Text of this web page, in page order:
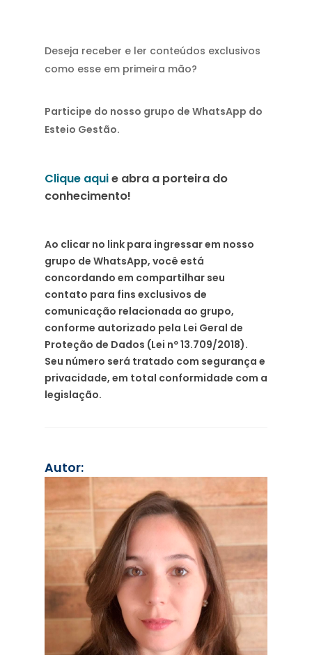
Deseja receber e ler conteúdos exclusivos
como esse em primeira mão?
Participe do nosso grupo de WhatsApp do
Esteio Gestão.
Clique aquie abra a porteira do
conhecimento!
Ao clicar no link para ingressar em nosso
grupo de WhatsApp, você está
concordando em compartilhar seu
contato para fins exclusivos de
comunicação relacionada ao grupo,
conforme autorizado pela Lei Geral de
Proteção de Dados (Lei nº 13.709/2018).
Seu número será tratado com segurança e
privacidade, em total conformidade com a
legislação.
Autor: